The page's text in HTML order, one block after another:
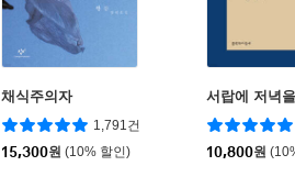
채식주의자
1,791건
15,300원 (10% 할인)
서랍에 저녁
10,800원